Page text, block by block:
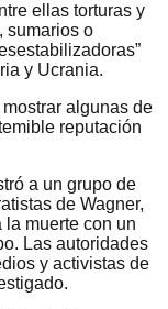
ellas torturas y
sumarios o
y Ucrania.
algunas de
reputación
a un grupo de
de Wagner,
muerte con un
Las autoridades
y activistas de